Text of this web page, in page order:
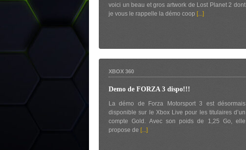
voici un beau et gros artwork de Lost Planet 2 dont
je vous le rappelle la démo coop [...]
XBOX 360
Demo de FORZA 3 dispo!!!
La démo de Forza Motorsport 3 est désormais
disponible sur le Xbox Live pour les titulaires d’un
compte Gold. Avec son poids de 1,25 Go, elle
propose de [...]